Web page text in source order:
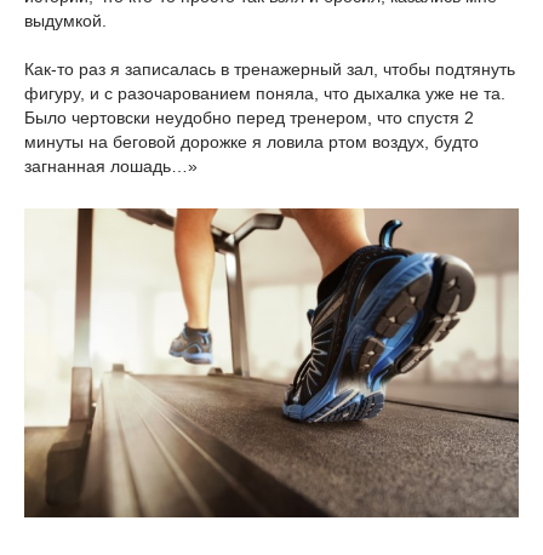
выдумкой.
Как-то раз я записалась в тренажерный зал, чтобы подтянуть
фигуру, и с разочарованием поняла, что дыхалка уже не та.
Было чертовски неудобно перед тренером, что спустя 2
минуты на беговой дорожке я ловила ртом воздух, будто
загнанная лошадь…»